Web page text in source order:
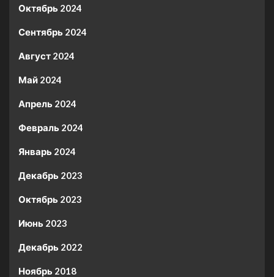
Октябрь 2024
Сентябрь 2024
Август 2024
Май 2024
Апрель 2024
Февраль 2024
Январь 2024
Декабрь 2023
Октябрь 2023
Июнь 2023
Декабрь 2022
Ноябрь 2018